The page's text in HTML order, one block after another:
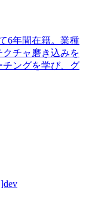
6年間在籍。業種
クチャ磨き込みを
ングを学び、グ